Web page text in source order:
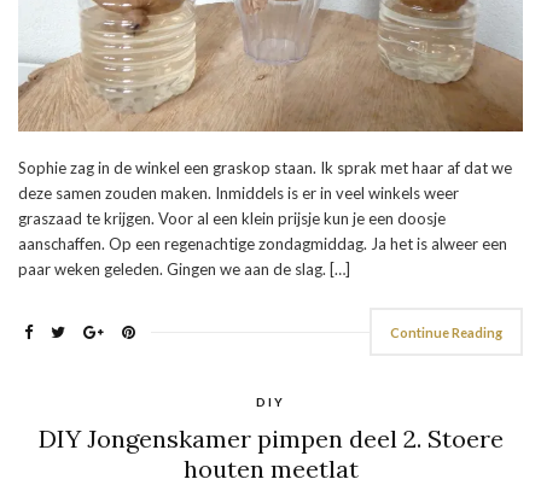
Sophie zag in de winkel een graskop staan. Ik sprak met haar af dat we
deze samen zouden maken. Inmiddels is er in veel winkels weer
graszaad te krijgen. Voor al een klein prijsje kun je een doosje
aanschaffen. Op een regenachtige zondagmiddag. Ja het is alweer een
paar weken geleden. Gingen we aan de slag. […]
Continue Reading
DIY
DIY Jongenskamer pimpen deel 2. Stoere
houten meetlat